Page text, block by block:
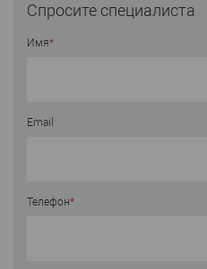
Спросите специалиста
Имя*
Email
Телефон*